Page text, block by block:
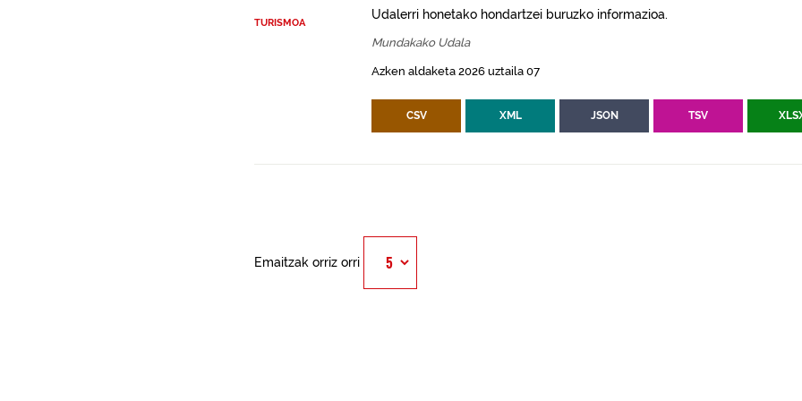
TURISMOA
Udalerri honetako hondartzei buruzko informazioa.
Mundakako Udala
Azken aldaketa 2026 uztaila 07
CSV XML JSON TSV
Emaitzak orriz orri